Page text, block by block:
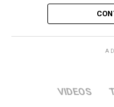
پاس کئی فٹ پانی سے
بھرنے میں
ریلوے انڈر پاس
گاڑیوں کی
ڈرائیورز اپنی
مقامات پر پانی
VIDEOS